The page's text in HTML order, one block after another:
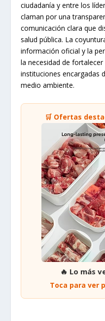
ciudadanía y entre los
claman por una
comunicación clara que
salud pública. La
información oficial y la
la necesidad de
instituciones encargadas
medio ambiente.
🛒 Ofertas
🔥 Lo más
Toca para ver